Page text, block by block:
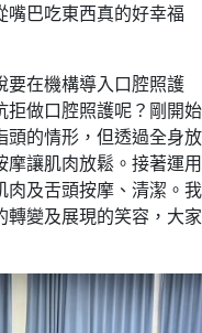
嘴巴吃東西真的好幸福
要在機構導入口腔照護
拒做口腔照護呢？剛開始
頭的情形，但透過全身放
讓肌肉放鬆。接著運用
肉及舌頭按摩、清潔。我
轉變及展現的笑容，大家